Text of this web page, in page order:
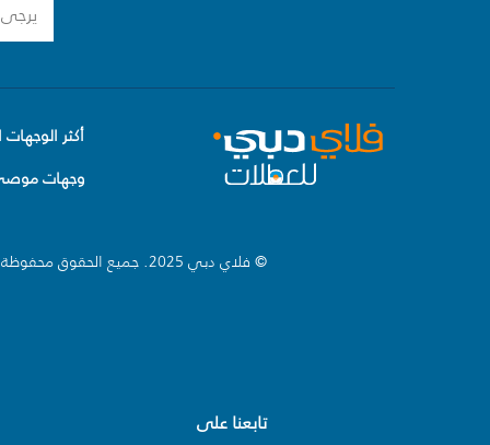
أكثر
وجهات
© فلاي دبي 2025. جميع الحقوق محفوظة.
تابعنا على